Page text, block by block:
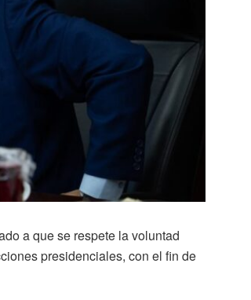
a que se respete la voluntad
presidenciales, con el fin de